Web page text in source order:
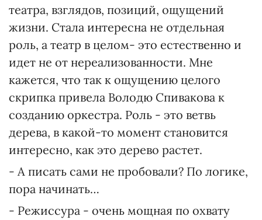
театра, взглядов, позиций, ощущений
жизни. Стала интересна не отдельная
роль, а театр в целом- это естественно и
идет не от нереализованности. Мне
кажется, что так к ощущению целого
скрипка привела Володю Спивакова к
созданию оркестра. Роль - это ветвь
дерева, в какой-то момент становится
интересно, как это дерево растет.
- А писать сами не пробовали? По логике,
пора начинать…
- Режиссура - очень мощная по охвату